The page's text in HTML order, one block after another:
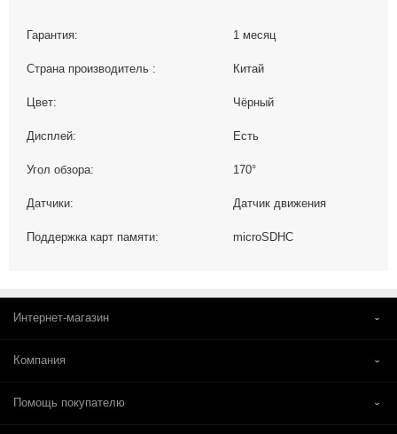
Гарантия: 1 месяц
Страна производитель : Китай
Цвет: Чёрный
Дисплей: Есть
Угол обзора: 170°
Датчики: Датчик движения
Поддержка карт памяти: microSDHC
Интернет-магазин
Компания
Помощь покупателю